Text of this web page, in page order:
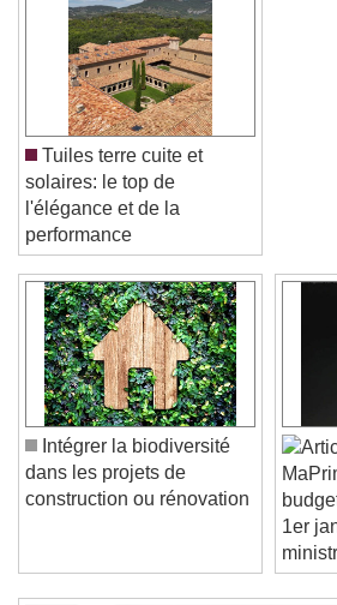
Video Player is loading.
Play Video
Play
Skip Backward
Skip
Unmute
Current Time0:00
/
Duration-:-
Remaining Time-0:00
Tuiles terre cuite et
solaires: le top de
l'élégance et de la
performance
Intégrer la biodiversité
dans les projets de
1er